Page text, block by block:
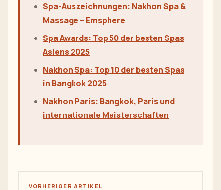
Spa-Auszeichnungen: Nakhon Spa &
Massage – Emsphere
Spa Awards: Top 50 der besten Spas
Asiens 2025
Nakhon Spa: Top 10 der besten Spas
in Bangkok 2025
Nakhon Paris: Bangkok, Paris und
internationale Meisterschaften
VORHERIGER ARTIKEL